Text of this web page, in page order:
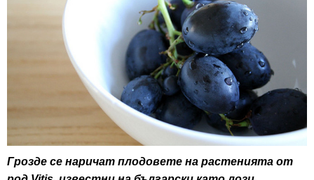
Грозде се наричат плодовете на растенията от